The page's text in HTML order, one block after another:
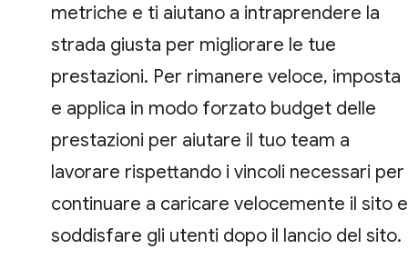
metriche e ti aiutano a intraprendere la
strada giusta per migliorare le tue
prestazioni. Per rimanere veloce, imposta
e applica in modo forzato budget delle
prestazioni per aiutare il tuo team a
lavorare rispettando i vincoli necessari per
continuare a caricare velocemente il sito e
soddisfare gli utenti dopo il lancio del sito.